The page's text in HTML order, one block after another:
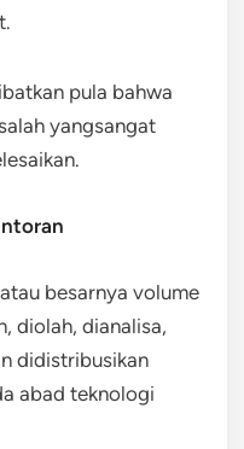
pula bahwa
yangsangat
besarnya volume
diolah, dianalisa,
didistribusikan
abad teknologi